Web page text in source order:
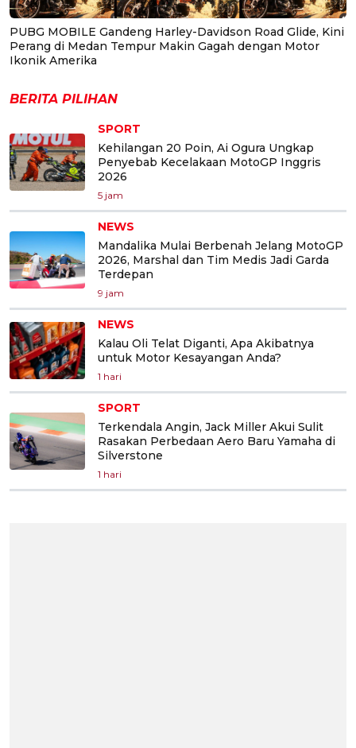
PUBG MOBILE Gandeng Harley-Davidson Road Glide, Kini
Perang di Medan Tempur Makin Gagah dengan Motor
Ikonik Amerika
BERITA PILIHAN
SPORT
Kehilangan 20 Poin, Ai Ogura Ungkap
Penyebab Kecelakaan MotoGP Inggris
2026
5 jam
NEWS
Mandalika Mulai Berbenah Jelang MotoGP
2026, Marshal dan Tim Medis Jadi Garda
Terdepan
9 jam
NEWS
Kalau Oli Telat Diganti, Apa Akibatnya
untuk Motor Kesayangan Anda?
1 hari
SPORT
Terkendala Angin, Jack Miller Akui Sulit
Rasakan Perbedaan Aero Baru Yamaha di
Silverstone
1 hari